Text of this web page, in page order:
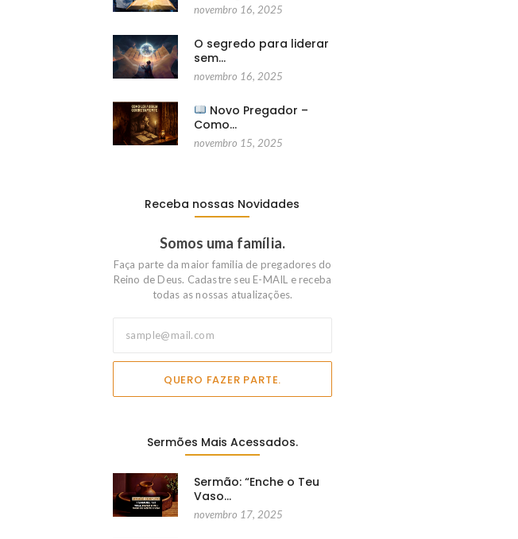
novembro 16, 2025
O segredo para liderar
sem…
novembro 16, 2025
Novo Pregador –
Como…
novembro 15, 2025
Receba nossas Novidades
Somos uma família.
Faça parte da maior familia de pregadores do
Reino de Deus. Cadastre seu E-MAIL e receba
todas as nossas atualizações.
QUERO FAZER PARTE.
Sermões Mais Acessados.
Sermão: “Enche o Teu
Vaso…
novembro 17, 2025